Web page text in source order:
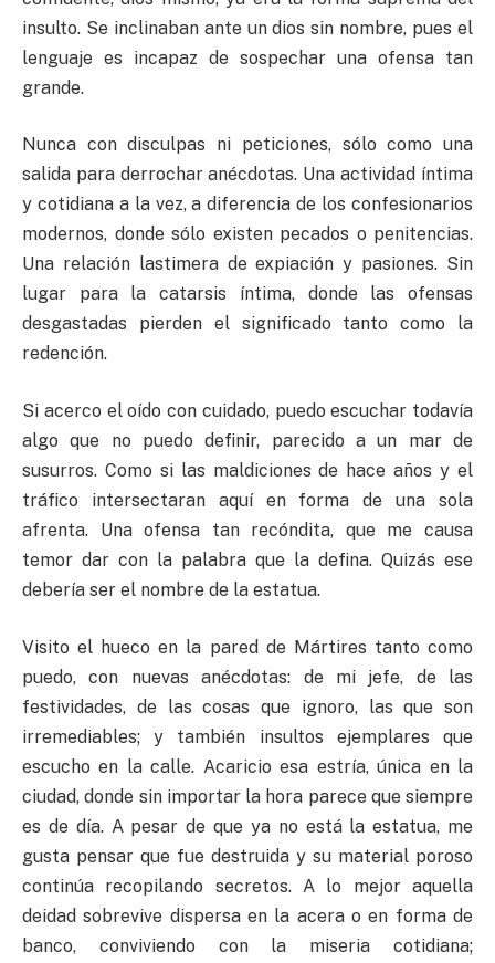
insulto. Se inclinaban ante un dios sin nombre, pues el
lenguaje es incapaz de sospechar una ofensa tan
grande.
Nunca con disculpas ni peticiones, sólo como una
salida para derrochar anécdotas. Una actividad íntima
y cotidiana a la vez, a diferencia de los confesionarios
modernos, donde sólo existen pecados o penitencias.
Una relación lastimera de expiación y pasiones. Sin
lugar para la catarsis íntima, donde las ofensas
desgastadas pierden el significado tanto como la
redención.
Si acerco el oído con cuidado, puedo escuchar todavía
algo que no puedo definir, parecido a un mar de
susurros. Como si las maldiciones de hace años y el
tráfico intersectaran aquí en forma de una sola
afrenta. Una ofensa tan recóndita, que me causa
temor dar con la palabra que la defina. Quizás ese
debería ser el nombre de la estatua.
Visito el hueco en la pared de Mártires tanto como
puedo, con nuevas anécdotas: de mi jefe, de las
festividades, de las cosas que ignoro, las que son
irremediables; y también insultos ejemplares que
escucho en la calle. Acaricio esa estría, única en la
ciudad, donde sin importar la hora parece que siempre
es de día. A pesar de que ya no está la estatua, me
gusta pensar que fue destruida y su material poroso
continúa recopilando secretos. A lo mejor aquella
deidad sobrevive dispersa en la acera o en forma de
banco, conviviendo con la miseria cotidiana;